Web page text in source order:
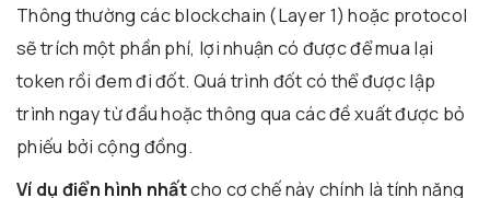
Thông thường các blockchain (Layer 1) hoặc protocol
sẽ trích một phần phí, lợi nhuận có được để mua lại
token rồi đem đi đốt. Quá trình đốt có thể được lập
trình ngay từ đầu hoặc thông qua các đề xuất được bỏ
phiếu bởi cộng đồng.
Ví dụ điển hình nhấtcho cơ chế này chính là tính năng